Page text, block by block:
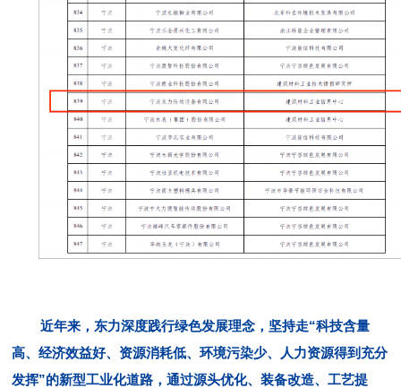
近年来，东力深度践行绿色发展理念，坚持走“科技含量
高、经济效益好、资源消耗低、环境污染少、人力资源得到充分
发挥”的新型工业化道路，通过源头优化、装备改造、工艺提